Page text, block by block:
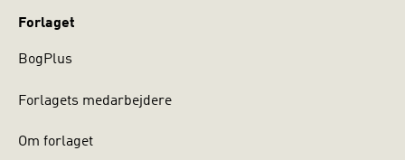
Forlaget
BogPlus
Forlagets medarbejdere
Om forlaget